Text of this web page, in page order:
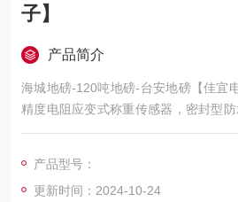
子】
产品简介
海城地磅-120吨地磅-台安地磅【佳宜
精度电阻应变式称重传感器，密封型防
器的称重显示仪表及钢结构称重秤台组
台表面抛光拉丝。产品美观，结构坚
性能稳定可靠，操作简便，移动灵活。
产品型号：
更新时间：2024-10-24